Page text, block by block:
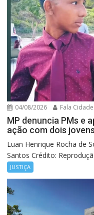
04/08/2026 Fala Cidade
MP denuncia PMs e
ação com dois
Luan Henrique Rocha de
Santos Crédito:
JUSTIÇA